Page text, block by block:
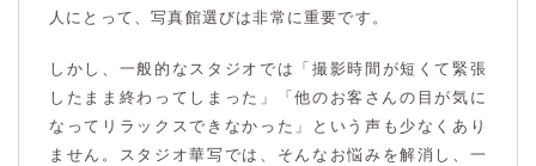
人にとって、写真館選びは非常に重要です。
しかし、一般的なスタジオでは「撮影時間が短くて緊張
したまま終わってしまった」「他のお客さんの目が気に
なってリラックスできなかった」という声も少なくあり
ません。スタジオ華写では、そんなお悩みを解消し、一